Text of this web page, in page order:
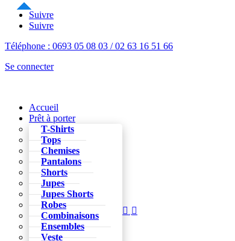
Suivre
Suivre
Téléphone : 0693 05 08 03 / 02 63 16 51 66
Se connecter
Accueil
Prêt à porter
T-Shirts
Tops
Chemises
Pantalons
Shorts
Jupes
Jupes Shorts
Robes
Combinaisons
Ensembles
Veste
 